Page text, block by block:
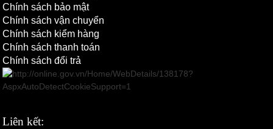
Chính sách bảo mật
Chính sách vận chuyển
Chính sách kiểm hàng
Chính sách thanh toán
Chính sách đổi trả
Liên kết: